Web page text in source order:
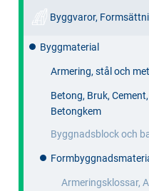
Byggvaror,
Byggmaterial
Armering, stål och
Betong, Bruk,
Betongkem
Byggnadsblock och
Armeringsklossar,